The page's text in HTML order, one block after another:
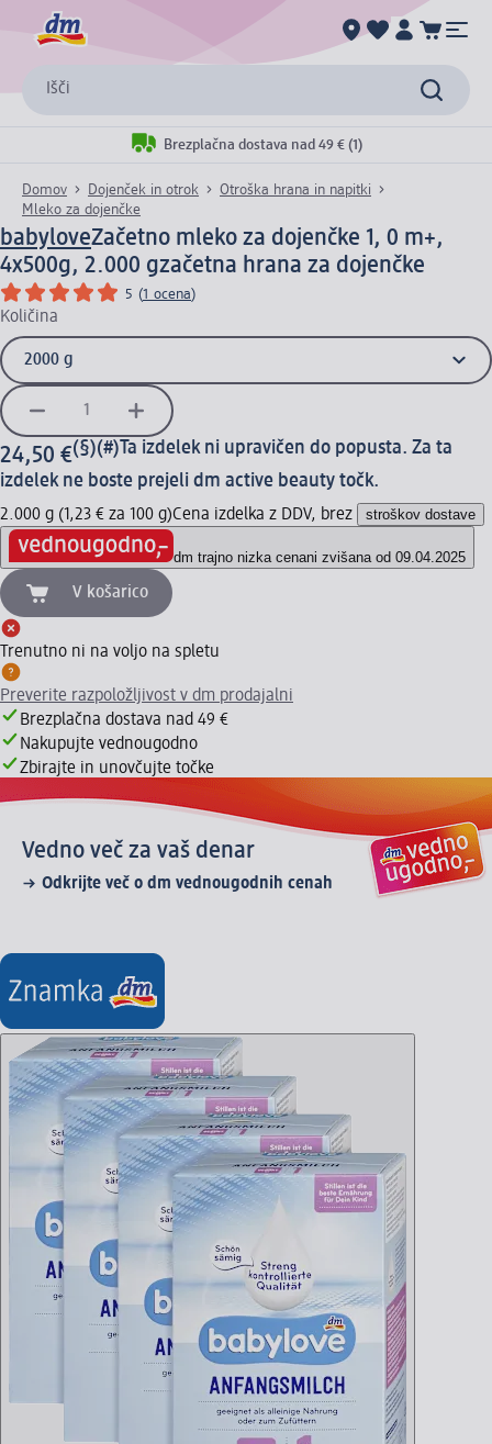
Išči
Brezplačna dostava nad 49 € (1)
Domov Dojenček in otrok
Otroška hrana in napitki
Mleko za dojenčke
babyloveZačetno mleko za dojenčke 1, 0 m+,
4x500g, 2.000 gzačetna hrana za dojenčke
5 (1 ocena)
Količina
24,50 €(§)(#)Ta izdelek ni upravičen do popusta. Za ta
izdelek ne boste prejeli dm active beauty točk.
2.000 g (1,23 € za 100 g)Cena izdelka z DDV, brez stroškov dostave
dm trajno nizka cenani zvišana od 09.04.2025
V košarico
Trenutno ni na voljo na spletu
Preverite razpoložljivost v dm prodajalni
Brezplačna dostava nad 49 €
Nakupujte vednougodno
Zbirajte in unovčujte točke
Vedno več za vaš denar
Odkrijte več o dm vednougodnih cenah